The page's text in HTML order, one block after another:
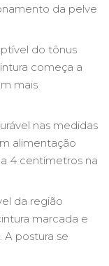
da pelve
do tônus
começa a
mais
nas medidas
alimentação
4 centímetros na
da região
marcada e
postura se